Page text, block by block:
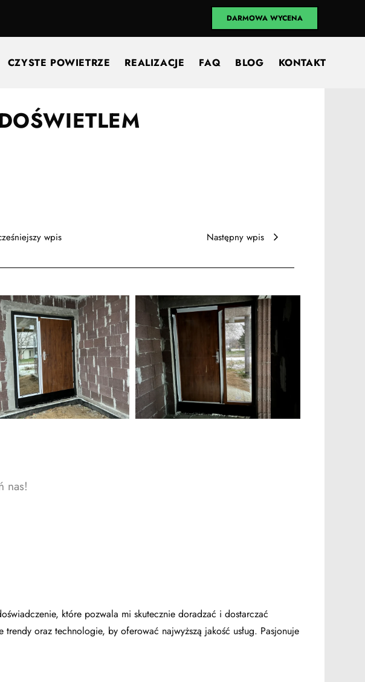
DARMOWA WYCENA
CZYSTE POWIETRZE REALIZACJE FAQ BLOG KONTAKT
wpis Następny wpis
nas!
które pozwala mi skutecznie doradzać i dostarczać
oraz technologie, by oferować najwyższą jakość usług. Pasjonuje